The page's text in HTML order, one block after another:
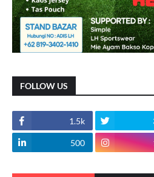
FOLLOW US
1.5k
500